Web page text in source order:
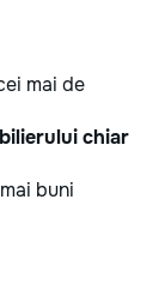
mai de
chiar
buni